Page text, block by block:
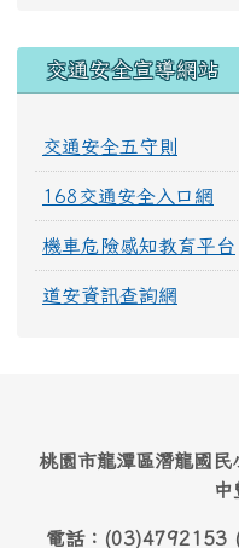
交通安全宣導網站
交通安全五守則
168交通安全入口網
機車危險感知教育平台
道安資訊查詢網
桃園市龍潭區潛龍國
中
電話：